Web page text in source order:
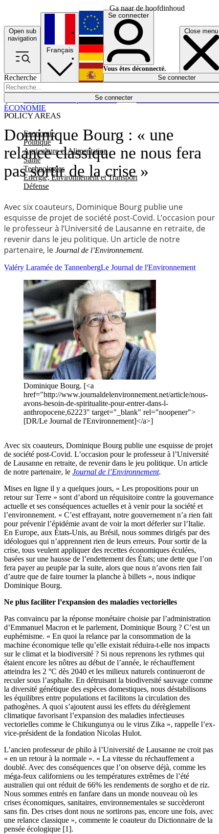
Ga naar de hoofdinhoud
Open sub
navigation
Close menu
Recherche
Se connecter
POLICY AREAS
Economie
Politique
Agriculture et Alimentation
Santé
Technologies
Energie, Environnement et Transport
Défense
Économie
Français
English
Deutsch
Español
Se connecter
Vous êtes déconnecté.
Se connecter
Dominique Bourg : « une
relance classique ne nous fera
pas sortir de la crise »
Avec six coauteurs, Dominique Bourg publie une
esquisse de projet de société post-Covid. L’occasion pour
le professeur à l’Université de Lausanne en retraite, de
revenir dans le jeu politique. Un article de notre
partenaire, le Journal de l’Environnement.
ÉCONOMIE
Valéry Laramée de TannenbergLe Journal de l'Environnement
Dominique Bourg. [<a
href="http://www.journaldelenvironnement.net/article/nous-
avons-besoin-de-spiritualite-pour-entrer-dans-l-
anthropocene,62223" target="_blank" rel="noopener">
[DR/Le Journal de l'Environnement]</a>]
Avec six coauteurs, Dominique Bourg publie une esquisse de projet
de société post-Covid. L’occasion pour le professeur à l’Université
de Lausanne en retraite, de revenir dans le jeu politique. Un article
de notre partenaire, le Journal de l’Environnement.
Mises en ligne il y a quelques jours, « Les propositions pour un
retour sur Terre » sont d’abord un réquisitoire contre la gouvernance
actuelle et ses conséquences actuelles et à venir pour la société et
l’environnement. « C’est effrayant, notre gouvernement n’a rien fait
pour prévenir l’épidémie avant de voir la mort déferler sur l’Italie.
En Europe, aux États-Unis, au Brésil, nous sommes dirigés par des
idéologues qui n’apprennent rien de leurs erreurs. Pour sortir de la
crise, tous veulent appliquer des recettes économiques éculées,
basées sur une hausse de l’endettement des États; une dette que l’on
fera payer au peuple par la suite, alors que nous n’avons rien fait
d’autre que de faire tourner la planche à billets », nous indique
Dominique Bourg.
Ne plus faciliter l’expansion des maladies vectorielles
Pas convaincu par la réponse monétaire choisie par l’administration
d’Emmanuel Macron et le parlement, Dominique Bourg ? C’est un
euphémisme. « En quoi la relance par la consommation de la
machine économique telle qu’elle existait réduira-t-elle nos impacts
sur le climat et la biodiversité ? Si nous reprenons les rythmes qui
étaient encore les nôtres au début de l’année, le réchauffement
atteindra les 2 °C dès 2040 et les milieux naturels continueront de
reculer sous l’asphalte. En détruisant la biodiversité sauvage comme
la diversité génétique des espèces domestiques, nous déstabilisons
les équilibres entre populations et facilitons la circulation des
pathogènes. A quoi s’ajoutent aussi les effets du dérèglement
climatique favorisant l’expansion des maladies infectieuses
vectorielles comme le Chikungunya ou le virus Zika », rappelle l’ex-
vice-président de la fondation Nicolas Hulot.
L’ancien professeur de philo à l’Université de Lausanne ne croit pas
« en un retour à la normale ». « La vitesse du réchauffement a
doublé. Avec des conséquences que l’on observe déjà, comme les
méga-feux californiens ou les températures extrêmes de l’été
australien qui ont réduit de 66% les rendements de sorgho et de riz.
Nous sommes entrés en fanfare dans un monde nouveau où les
crises économiques, sanitaires, environnementales se succèderont
sans fin. Des crises dont nous ne sortirons pas, encore une fois, avec
une relance classique », commente le coauteur du Dictionnaire de la
pensée écologique [1].